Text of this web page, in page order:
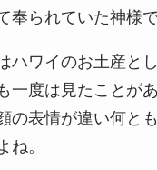
奉られていた神様で
ハワイのお土産と
一度は見たことが
の表情が違い何と
ね。